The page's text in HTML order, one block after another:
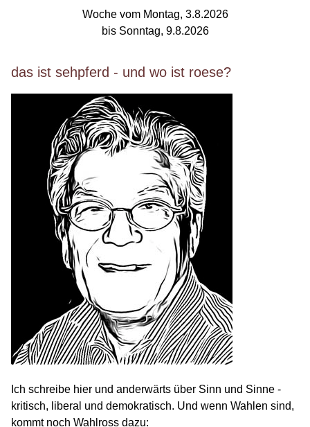
Woche vom Montag, 3.8.2026
bis Sonntag, 9.8.2026
das ist sehpferd - und wo ist roese?
Ich schreibe hier und anderwärts über Sinn und Sinne -
kritisch, liberal und demokratisch. Und wenn Wahlen sind,
kommt noch Wahlross dazu: